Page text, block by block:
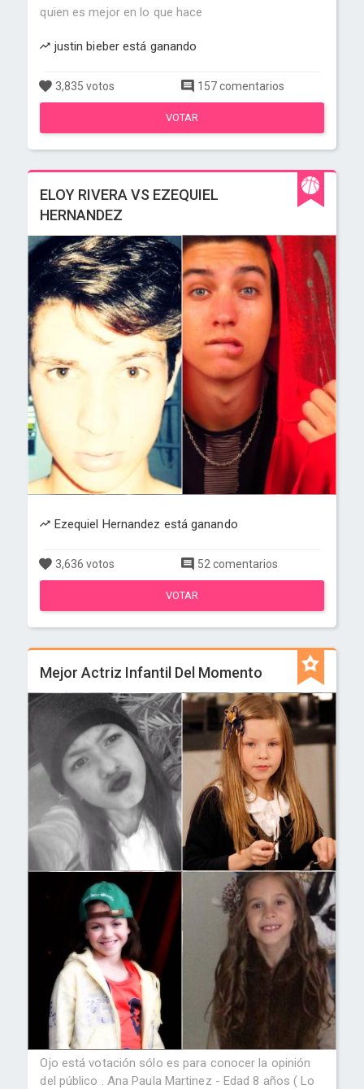
quien es mejor en lo que hace
justin bieber está ganando
3,835 votos 157 comentarios
VOTAR
ELOY RIVERA VS EZEQUIEL
HERNANDEZ
Ezequiel Hernandez está ganando
3,636 votos 52 comentarios
VOTAR
Mejor Actriz Infantil Del Momento
Ojo está votación sólo es para conocer la opinión
del público . Ana Paula Martinez - Edad 8 años ( Lo